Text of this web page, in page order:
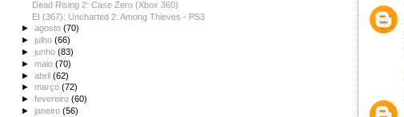
Dead Rising 2: Case Zero (Xbox 360)
EI (367): Uncharted 2: Among Thieves - PS3
►agosto(70)
►julho(66)
►junho(83)
►maio(70)
►abril(62)
►março(72)
►fevereiro(60)
►janeiro(56)